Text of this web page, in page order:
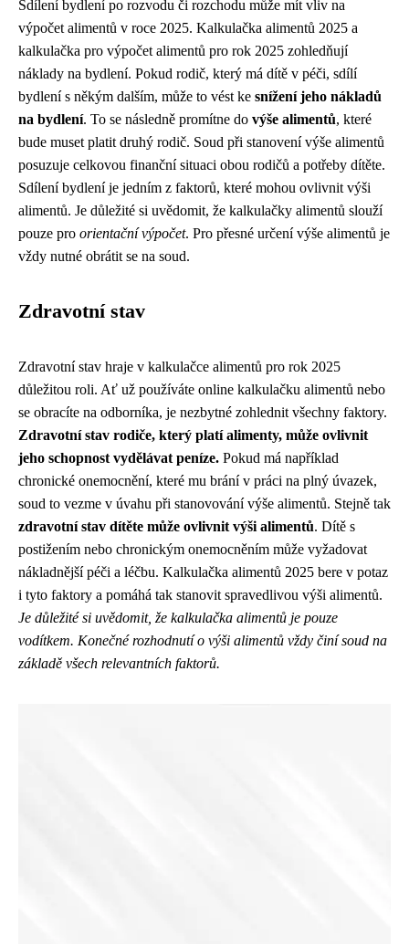
Sdílení bydlení po rozvodu či rozchodu může mít vliv na
výpočet alimentů v roce 2025. Kalkulačka alimentů 2025 a
kalkulačka pro výpočet alimentů pro rok 2025 zohledňují
náklady na bydlení. Pokud rodič, který má dítě v péči, sdílí
bydlení s někým dalším, může to vést ke snížení jeho nákladů
na bydlení. To se následně promítne do výše alimentů, které
bude muset platit druhý rodič. Soud při stanovení výše alimentů
posuzuje celkovou finanční situaci obou rodičů a potřeby dítěte.
Sdílení bydlení je jedním z faktorů, které mohou ovlivnit výši
alimentů. Je důležité si uvědomit, že kalkulačky alimentů slouží
pouze pro orientační výpočet. Pro přesné určení výše alimentů je
vždy nutné obrátit se na soud.
Zdravotní stav
Zdravotní stav hraje v kalkulačce alimentů pro rok 2025
důležitou roli. Ať už používáte online kalkulačku alimentů nebo
se obracíte na odborníka, je nezbytné zohlednit všechny faktory.
Zdravotní stav rodiče, který platí alimenty, může ovlivnit
jeho schopnost vydělávat peníze. Pokud má například
chronické onemocnění, které mu brání v práci na plný úvazek,
soud to vezme v úvahu při stanovování výše alimentů. Stejně tak
zdravotní stav dítěte může ovlivnit výši alimentů. Dítě s
postižením nebo chronickým onemocněním může vyžadovat
nákladnější péči a léčbu. Kalkulačka alimentů 2025 bere v potaz
i tyto faktory a pomáhá tak stanovit spravedlivou výši alimentů.
Je důležité si uvědomit, že kalkulačka alimentů je pouze
vodítkem. Konečné rozhodnutí o výši alimentů vždy činí soud na
základě všech relevantních faktorů.